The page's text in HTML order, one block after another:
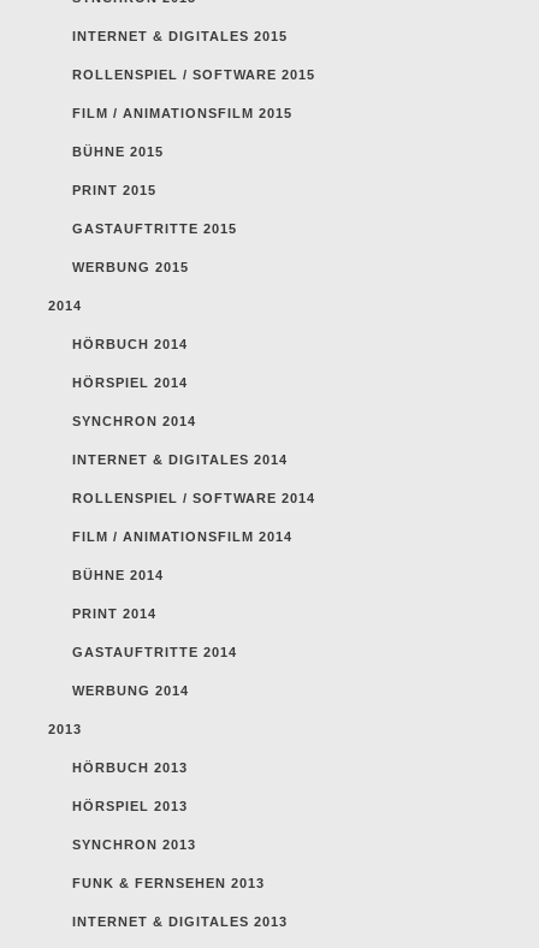
INTERNET & DIGITALES 2015
ROLLENSPIEL / SOFTWARE 2015
FILM / ANIMATIONSFILM 2015
BÜHNE 2015
PRINT 2015
GASTAUFTRITTE 2015
WERBUNG 2015
2014
HÖRBUCH 2014
HÖRSPIEL 2014
SYNCHRON 2014
INTERNET & DIGITALES 2014
ROLLENSPIEL / SOFTWARE 2014
FILM / ANIMATIONSFILM 2014
BÜHNE 2014
PRINT 2014
GASTAUFTRITTE 2014
WERBUNG 2014
2013
HÖRBUCH 2013
HÖRSPIEL 2013
SYNCHRON 2013
FUNK & FERNSEHEN 2013
INTERNET & DIGITALES 2013